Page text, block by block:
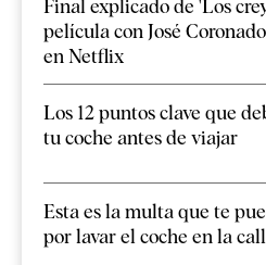
Final explicado de 'Los
película con José
en Netflix
Los 12 puntos clave que
tu coche antes de viajar
Esta es la multa que te
por lavar el coche en la